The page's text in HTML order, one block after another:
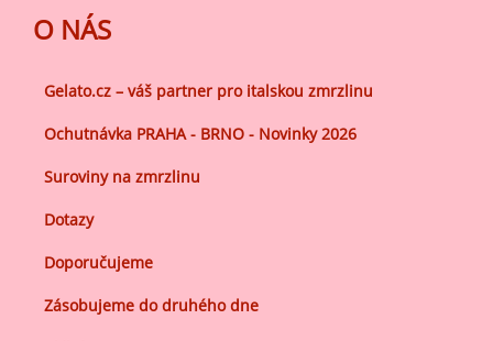
O NÁS
Gelato.cz – váš partner pro italskou zmrzlinu
Ochutnávka PRAHA - BRNO - Novinky 2026
Suroviny na zmrzlinu
Dotazy
Doporučujeme
Zásobujeme do druhého dne